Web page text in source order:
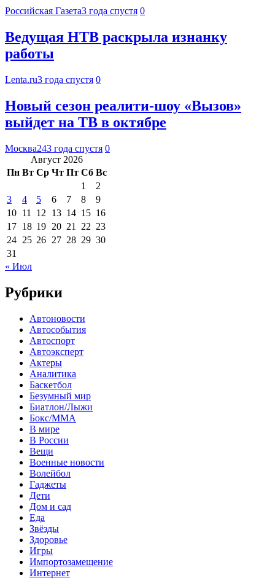
Российская Газета3 года спустя 0
Ведущая НТВ раскрыла изнанку
работы
Lenta.ru3 года спустя 0
Новый сезон реалити-шоу «Вызов»
выйдет на ТВ в октябре
Москва243 года спустя 0
Август 2026
Пн Вт Ср Чт Пт Сб Вс
1
2
3
4 5 6 7 8
9
10 11 12 13 14 15 16
17 18 19 20 21 22 23
24 25 26 27 28 29 30
31
« Июл
Рубрики
Автоновости
Автособытия
Автоспорт
Автоэксперт
Актеры
Аналитика
Баскетбол
Безумный мир
Биатлон/Лыжи
Бокс/MMA
В мире
В России
Вещи
Военные новости
Волейбол
Гаджеты
Дети
Дом и сад
Еда
Звёзды
Здоровье
Игры
Импортозамещение
Интернет